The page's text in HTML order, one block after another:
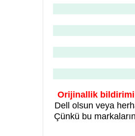
Orijinallik
Dell olsun veya
Çünkü bu